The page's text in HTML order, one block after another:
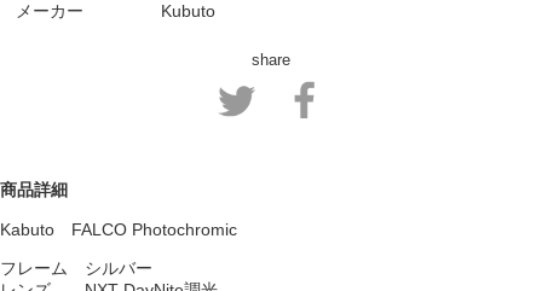
メーカー Kubuto
share
商品詳細
Kabuto FALCO Photochromic
フレーム シルバー